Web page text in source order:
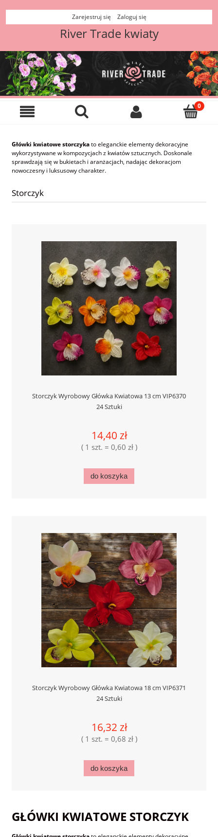
Zarejestruj się Zaloguj się
River Trade kwiaty
Główki kwiatowe storczykato eleganckie elementy dekoracyjne
wykorzystywane w kompozycjach z kwiatów sztucznych. Doskonale
sprawdzają się w bukietach i aranżacjach, nadając dekoracjom
nowoczesny i luksusowy charakter.
Storczyk
Storczyk Wyrobowy Główka Kwiatowa 13 cm VIP6370
24 Sztuki
14,40 zł
( 1 szt. = 0,60 zł )
do koszyka
Storczyk Wyrobowy Główka Kwiatowa 18 cm VIP6371
24 Sztuki
16,32 zł
( 1 szt. = 0,68 zł )
do koszyka
GŁÓWKI KWIATOWE STORCZYK